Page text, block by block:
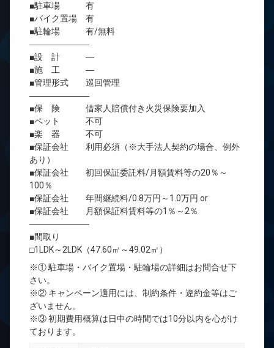
■駐車場 有
■バイク置場 有
■駐輪場 有/無料
―――――――
■設 計 ―
■施 工 ―
■管理形式 巡回管理
―――――――
■保 険 借家人賠償付き火災保険要加入
■ペット 不可
■楽 器 不可
■保証会社 利用必須（※大手法人契約の場合、例外
あり）
■保証会社 初回保証委託料/月額賃料等の20％～
100％
■保証会社 年間継続料/0.8万円～1.0万円 or
■保証会社 月額保証料賃料等の1％～2％
―――――――
■間取り
□1LDK～2LDK（47.60㎡～49.02㎡）
※① 駐車場・バイク置場・駐輪場の詳細はお問合せ下
さい。
※② キャンペーン適用には、制約条件・違約金等はご
ざいません。
※③ 初期費用概算は日中の時間では10分以内を心がけ
ております。